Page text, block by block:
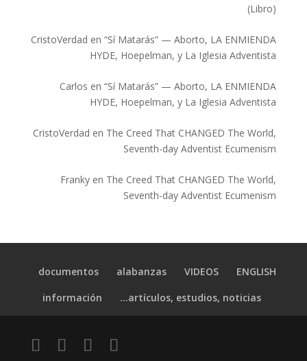
(Libro)
CristoVerdad en“Sí Matarás” — Aborto, LA ENMIENDA
HYDE, Hoepelman, y La Iglesia Adventista
Carlos en“Sí Matarás” — Aborto, LA ENMIENDA
HYDE, Hoepelman, y La Iglesia Adventista
CristoVerdad en The Creed That CHANGED The World,
Seventh-day Adventist Ecumenism
Franky en The Creed That CHANGED The World,
Seventh-day Adventist Ecumenism
ENGLISH
VIDEOS
alabanzas
documentos
artículos, estudios, noticias…
información